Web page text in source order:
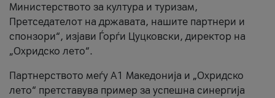
Министерството за култура и туризам,
Претседателот на државата, нашите партнери и
спонзори“, изјави Ѓорѓи Цуцковски, директор на
„Охридско лето“.
Партнерството меѓу A1 Македонија и „Охридско
лето“ претставува пример за успешна синергија